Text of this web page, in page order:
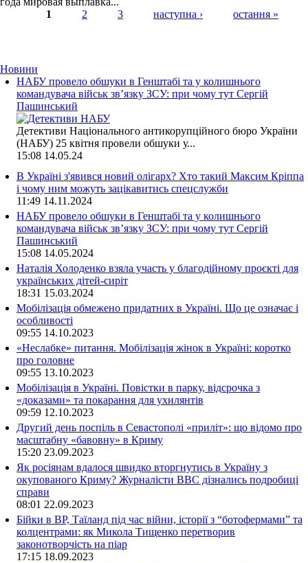
1 2 3 наступна › остання »
Новини
НАБУ провело обшуки в Генштабі та у колишнього
командувача військ зв’язку ЗСУ: при чому тут Сергій
Пашинський
Детективи Національного антикорупційного бюро України
(НАБУ) 25 квітня провели обшуки у...
15:08 14.05.24
В Україні з'явився новий олігарх? Хто такий Максим Кріппа
і чому ним можуть зацікавитись спецслужби
11:49 14.11.2024
НАБУ провело обшуки в Генштабі та у колишнього
командувача військ зв’язку ЗСУ: при чому тут Сергій
Пашинський
15:08 14.05.2024
Наталія Холоденко взяла участь у благодійному проєкті для
українських дітей-сиріт
18:31 15.03.2024
Мобілізація обмежено придатних в Україні. Що це означає і
особливості
09:55 14.10.2023
«Неслабке» питання. Мобілізація жінок в Україні: коротко
про головне
09:55 13.10.2023
Мобілізація в Україні. Повістки в парку, відсрочка з
«доказами» та покарання для ухилянтів
09:59 12.10.2023
Другий день поспіль в Севастополі «приліт»: що відомо про
масштабну «бавовну» в Криму
15:20 23.09.2023
Як росіянам вдалося швидко вторгнутись в Україну з
окупованого Криму? Журналісти ВВС дізнались подробиці
справи
08:01 22.09.2023
Бійки в ВР, Таїланд під час війни, історії з “ботофермами” та
колцентрами: як Микола Тищенко перетворив
законотворчість на піар
17:15 18.09.2023